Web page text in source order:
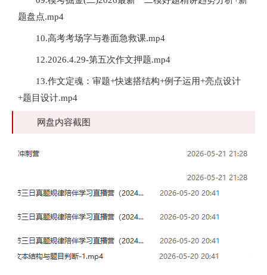
题盘点.mp4
10.高考考场字与卷面急救课.mp4
12.2026.4.29-第五次作文押题.mp4
13.作文定魂：审题+快速搭结构+例子运用+亮点设计
+题目设计.mp4
网盘内容截图